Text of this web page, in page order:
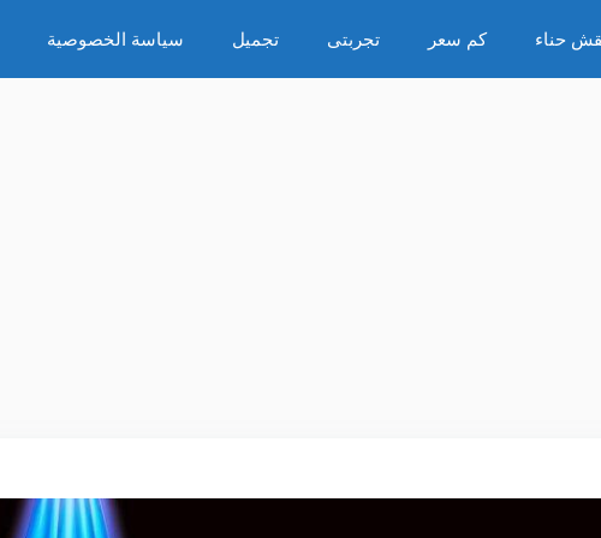
حناء كم سعر تجربتى تجميل سياسة الخصوصية